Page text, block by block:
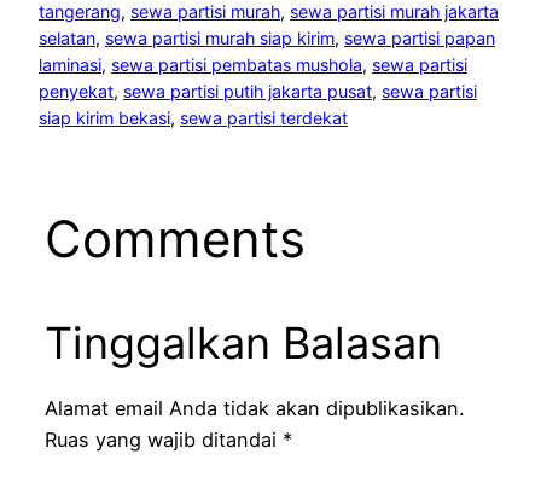
tangerang, sewa partisi murah, sewa partisi murah jakarta
selatan, sewa partisi murah siap kirim, sewa partisi papan
laminasi, sewa partisi pembatas mushola, sewa partisi
penyekat, sewa partisi putih jakarta pusat, sewa partisi
siap kirim bekasi, sewa partisi terdekat
Comments
Tinggalkan Balasan
Alamat email Anda tidak akan dipublikasikan.
Ruas yang wajib ditandai *